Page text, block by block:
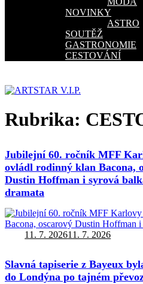
NOVINKY
ASTRO
SOUTĚŽ
GASTRONOMIE
CESTOVÁNÍ
Rubrika:
Jubilejní 60. ročník MFF
ovládl rodinný klan Bacona,
Dustin Hoffman i syrová
dramata
Autor:
Publikováno:
11. 7. 202611. 7. 2026
Slavná tapiserie z Bayeux
do Londýna po tajném